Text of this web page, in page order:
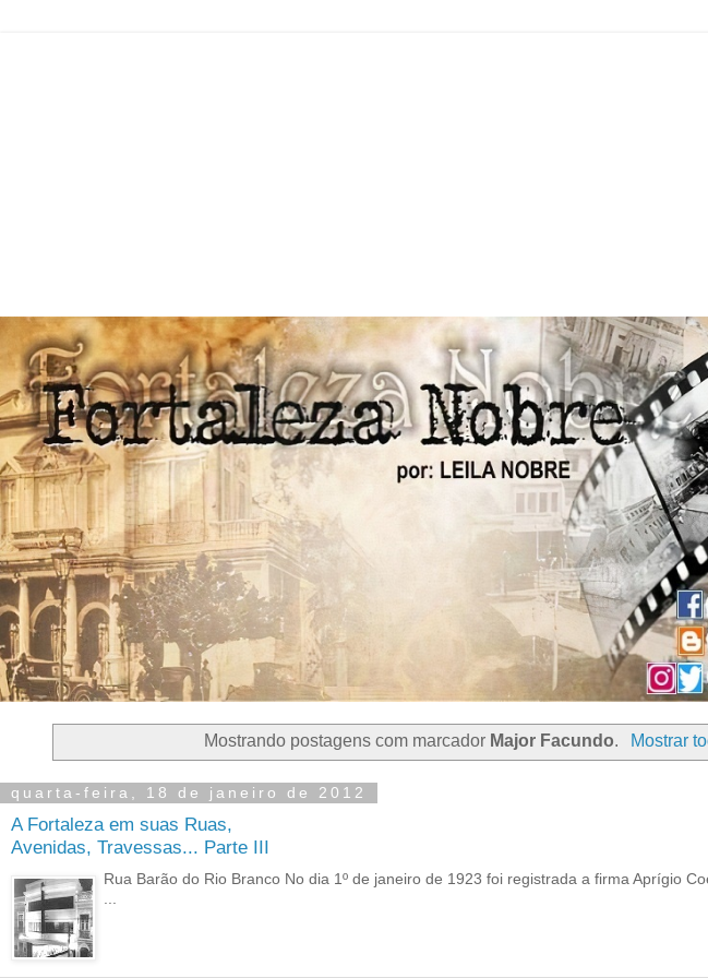
Mostrando postagens com marcador Major Facundo. Mostrar
quarta-feira, 18 de janeiro de 2012
A Fortaleza em suas Ruas,
Avenidas, Travessas... Parte III
Rua Barão do Rio Branco No dia 1º de janeiro de 1923 foi registrada a firma Aprígio